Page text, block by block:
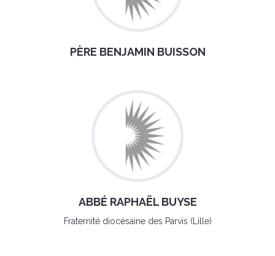
PÈRE BENJAMIN BUISSON
ABBÉ RAPHAËL BUYSE
Fraternité diocésaine des Parvis (Lille)